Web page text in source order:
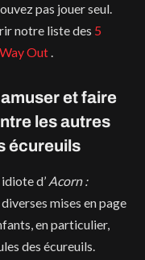
pas jouer seul.
notre liste des 5
Out.
et faire
les autres
écureuils
d’ Acorn :
mises en page
en particulier,
des écureuils.